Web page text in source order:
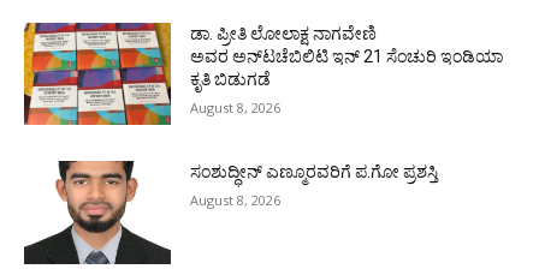
ಡಾ. ಪ್ರೀತಿ ಲೋಲಾಕ್ಷ ನಾಗವೇಣಿ
ಅವರ ಅನ್‌ಟಚೆಬಿಲಿಟಿ ಇನ್ 21 ಸೆಂಚುರಿ ಇಂಡಿಯಾ
ಕೃತಿ ಬಿಡುಗಡೆ
August 8, 2026
ಸಂಶುದ್ಧೀನ್ ಎಣ್ಮೂರವರಿಗೆ ಪ.ಗೋ ಪ್ರಶಸ್ತಿ
August 8, 2026